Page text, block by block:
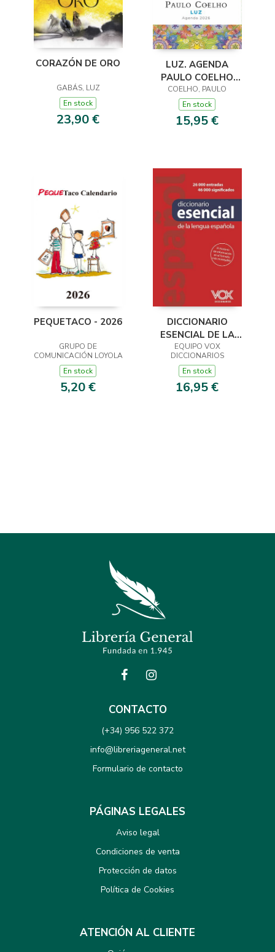
CORAZÓN DE ORO
GABÁS, LUZ
En stock
23,90 €
LUZ. AGENDA
PAULO COELHO
2026
COELHO, PAULO
En stock
15,95 €
PEQUETACO - 2026
GRUPO DE
COMUNICACIÓN LOYOLA
En stock
5,20 €
DICCIONARIO
ESENCIAL DE LA
LENGUA ESPAÑOLA
EQUIPO VOX
DICCIONARIOS
En stock
16,95 €
CONTACTO
(+34) 956 522 372
info@libreriageneral.net
Formulario de contacto
PÁGINAS LEGALES
Aviso legal
Condiciones de venta
Protección de datos
Política de Cookies
ATENCIÓN AL CLIENTE